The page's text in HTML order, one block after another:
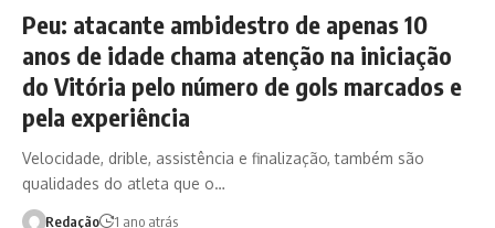
Peu: atacante ambidestro de apenas 10
anos de idade chama atenção na iniciação
do Vitória pelo número de gols marcados e
pela experiência
Velocidade, drible, assistência e finalização, também são
qualidades do atleta que o…
Redação 1 ano atrás